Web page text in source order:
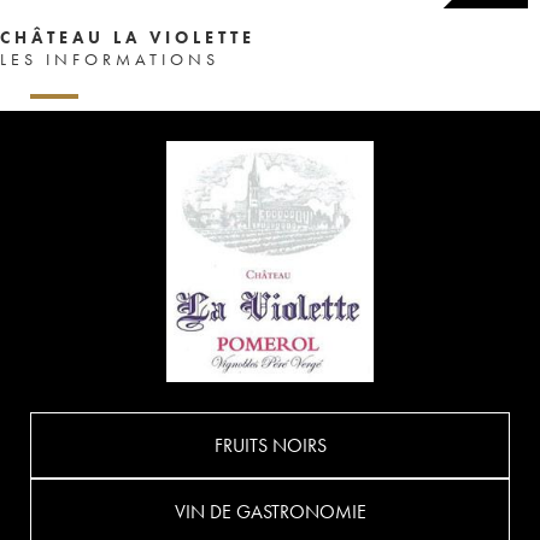
CHÂTEAU LA VIOLETTE
LES INFORMATIONS
FRUITS NOIRS
VIN DE GASTRONOMIE